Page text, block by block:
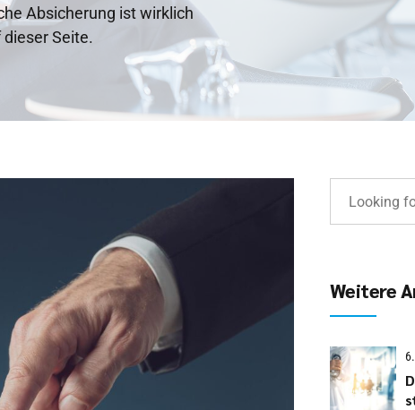
Absicherung ist wirklich
Seite.
Weitere